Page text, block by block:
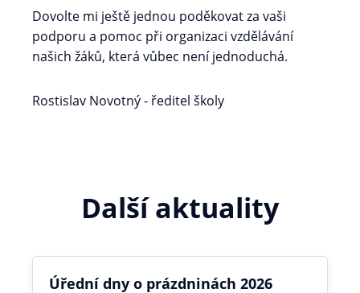
Dovolte mi ještě jednou poděkovat za vaši
podporu a pomoc při organizaci vzdělávání
našich žáků, která vůbec není jednoduchá.
Rostislav Novotný - ředitel školy
Další aktuality
Úřední dny o prázdninách 2026